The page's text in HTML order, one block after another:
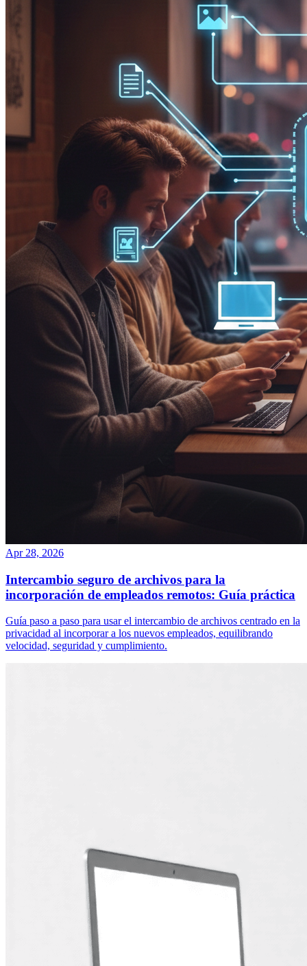
Apr 28, 2026
Intercambio seguro de archivos para la
incorporación de empleados remotos: Guía práctica
Guía paso a paso para usar el intercambio de archivos centrado en la
privacidad al incorporar a los nuevos empleados, equilibrando
velocidad, seguridad y cumplimiento.